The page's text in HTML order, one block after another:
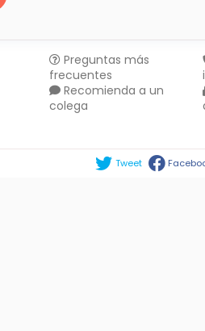
Preguntas más
frecuentes
Recomienda a un
colega
Tweet